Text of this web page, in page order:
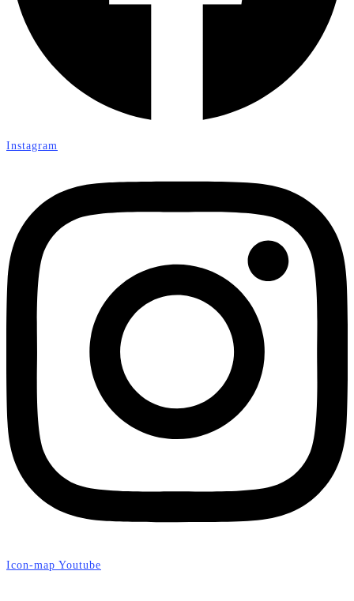
Instagram
Icon-map Youtube